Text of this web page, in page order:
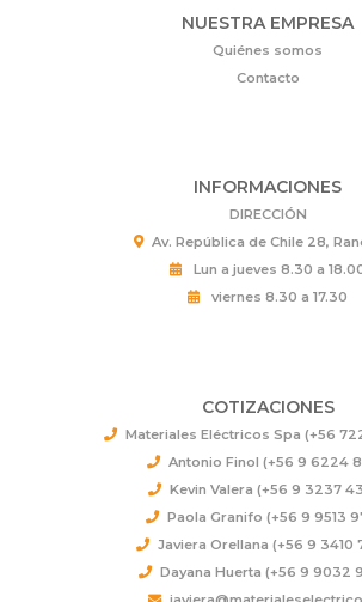
NUESTRA EMPRESA
Quiénes somos
Contacto
INFORMACIONES
DIRECCIÓN
Av. República de Chile 28,
Lun a jueves 8.30 a
viernes 8.30 a 17.30
COTIZACIONES
Materiales Eléctricos Spa (+56
Antonio Finol (+56 9 6224
Kevin Valera (+56 9 3237
Paola Granifo (+56 9 9513
Javiera Orellana (+56 9 3410
Dayana Huerta (+56 9 9032